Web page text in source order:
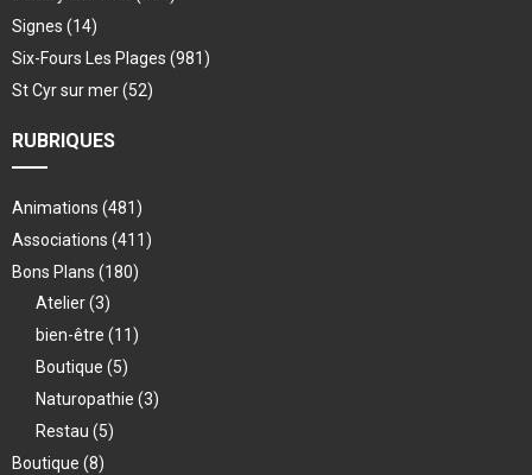
Signes (14)
Six-Fours Les Plages (981)
St Cyr sur mer(52)
RUBRIQUES
Animations (481)
Associations (411)
Bons Plans (180)
Atelier(3)
bien-être (11)
Boutique (5)
Naturopathie (3)
Restau (5)
Boutique (8)